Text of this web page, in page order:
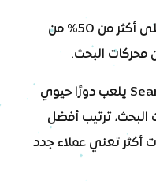
وأهم ثلاثة نتائج عضوية تحصل على أكثر من 50% من
محركات البحث.
تحسين محركات البحث Search Engine يلعب دورًا حيوي
البحث، ترتيب أفضل
أكثر تعني عملاء جدد